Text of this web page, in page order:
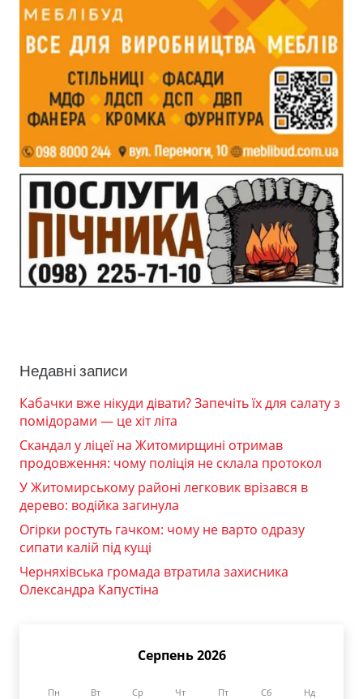
Недавні записи
Кабачки вже нікуди дівати? Запечіть їх для салату з
помідорами — це хіт літа
Скандал у ліцеї на Житомирщині отримав
продовження: чому поліція не склала протокол
У Житомирському районі легковик врізався в
дерево: водійка загинула
Огірки ростуть гачком: чому не варто одразу
сипати калій під кущі
Черняхівська громада втратила захисника
Олександра Капустіна
Серпень 2026
Пн Вт Ср Чт Пт Сб Нд